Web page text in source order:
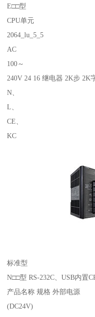
E□□型
CPU单元
2064_lu_5_5
AC
100～
240V 24 16 继电器 2K步 2K
N、
L、
CE、
KC
标准型
N□□型 RS-232C、USB内置
产品名称 规格 外部电源
(DC24V)